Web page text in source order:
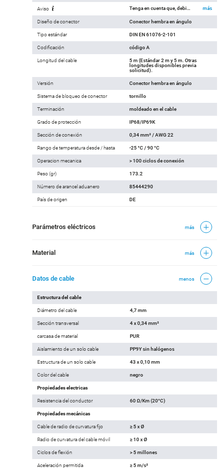
Aviso Tenga en cuenta que, debido al cambio del número de pedido antiguo al nuevo, puede haber desviaciones en las especificaciones técnicas. Si tiene preguntas sobre los detalles del producto, utilice el formulario "Comuníquese con el servicio de atención al cliente" a la derecha. más
Diseño de conector Conector hembra en ángulo
Tipo estándar DIN EN 61076-2-101
Codificación código A
Longitud del cable
5 m (Estándar 2 m y 5 m. Otras
longitudes disponibles previa
solicitud).
Versión Conector hembra en ángulo
Sistema de bloqueo de conector tornillo
Terminación moldeado en el cable
Grado de protección IP68/IP69K
Sección de conexión 0,34 mm² / AWG 22
Rango de temperatura desde / hasta -25 °C / 90 °C
Operacion mecanica > 100 ciclos de conexión
Peso (gr) 173.2
Número de arancel aduanero 85444290
País de origen DE
Parámetros eléctricos más
Material más
Datos de cable menos
Estructura del cable
Diámetro del cable 4,7 mm
Sección transversal 4 x 0,34 mm²
carcasa de material PUR
Aislamiento de un solo cable PP9Y sin halógenos
Estructura de un solo cable 43 x 0,10 mm
Color del cable negro
Propiedades electricas
Resistencia del conductor 60 Ω/Km (20°C)
Propiedades mecánicas
Cable de radio de curvatura fijo ≥ 5 x Ø
Radio de curvatura del cable móvil ≥ 10 x Ø
Ciclos de flexión > 5 millones
Aceleración permitida ≥ 5 m/s²